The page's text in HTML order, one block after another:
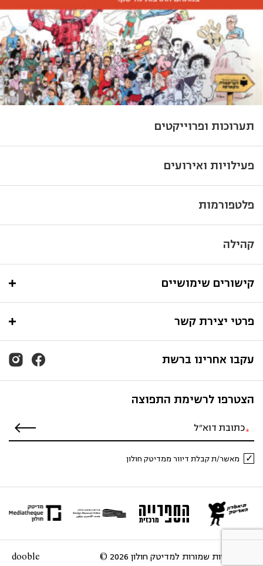
תערוכות ופרוייקטים
פעילויות ואירועים
פלטפורמות
קהילה
קישורים שימושיים
פרטי יצירת קשר
עקבו אחרינו ברשת
הצטרפו לרשימת התפוצה
מאשר/ת קבלת דיוור ממדיטק חולון
כל הזכויות שמורות למדיטק חולון 2026 © dooble